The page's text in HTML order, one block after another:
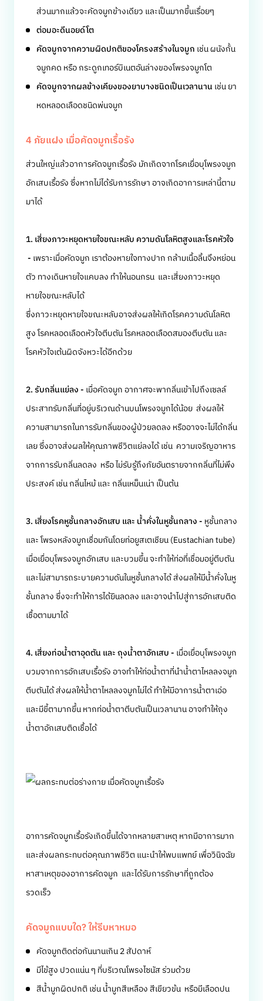
ส่วนมากแล้วจะคัดจมูกข้างเดียว และเป็นมากขึ้นเรื่อยๆ
ต่อมอะดีนอยด์โต
คัดจมูกจากความผิดปกติของโครงสร้างในจมูก เช่น ผนังกั้น
จมูกคด หรือ กระดูกเทอร์บิเนตอันล่างของโพรงจมูกโต
คัดจมูกจากผลข้างเคียงของยาบางชนิดเป็นเวลานานเช่น ยา
หดหลอดเลือดชนิดพ่นจมูก
4 ภัยแฝง เมื่อคัดจมูกเรื้อรัง
ส่วนใหญ่แล้วอาการคัดจมูกเรื้อรัง มักเกิดจากโรคเยื่อบุโพรงจมูก
อักเสบเรื้อรัง ซึ่งหากไม่ได้รับการรักษา อาจเกิดอาการเหล่านี้ตาม
มาได้
1. เสี่ยงภาวะหยุดหายใจขณะหลับ ความดันโลหิตสูงและโรคหัวใจ
- เพราะเมื่อคัดจมูก เราต้องหายใจทางปาก กล้ามเนื้อลิ้นจึงหย่อน
ตัว ทางเดินหายใจแคบลง ทำให้นอนกรน และเสี่ยงภาวะหยุด
หายใจขณะหลับได้
ซึ่งภาวะหยุดหายใจขณะหลับอาจส่งผลให้เกิดโรคความดันโลหิต
สูง โรคหลอดเลือดหัวใจตีบตัน โรคหลอดเลือดสมองตีบตัน และ
โรคหัวใจเต้นผิดจังหวะได้อีกด้วย
2. รับกลิ่นแย่ลง - เมื่อคัดจมูก อากาศจะพากลิ่นเข้าไปถึงเซลล์
ประสาทรับกลิ่นที่อยู่บริเวณด้านบนโพรงจมูกได้น้อย ส่งผลให้
ความสามารถในการรับกลิ่นของผู้ป่วยลดลง หรืออาจจะไม่ได้กลิ่น
เลย ซึ่งอาจส่งผลให้คุณภาพชีวิตแย่ลงได้ เช่น ความเจริญอาหาร
จากการรับกลิ่นลดลง หรือ ไม่รับรู้ถึงภัยอันตรายจากกลิ่นที่ไม่พึง
ประสงค์ เช่น กลิ่นไหม้ และ กลิ่นเหม็นเน่า เป็นต้น
3. เสี่ยงโรคหูชั้นกลางอักเสบ และ น้ำคั่งในหูชั้นกลาง - หูชั้นกลาง
และ โพรงหลังจมูกเชื่อมกันโดยท่อยูสเตเชียน (Eustachian tube)
เมื่อเยื่อบุโพรงจมูกอักเสบ และบวมขึ้น จะทำให้ท่อที่เชื่อมอยู่ตีบตัน
และไม่สามารถระบายความดันในหูชั้นกลางได้ ส่งผลให้มีน้ำคั่งในหู
ชั้นกลาง ซึ่งจะทำให้การได้ยินลดลง และอาจนำไปสู่การอักเสบติด
เชื้อตามมาได้
4. เสี่ยงท่อน้ำตาอุดตัน และ ถุงน้ำตาอักเสบ - เมื่อเยื่อบุโพรงจมูก
บวมจากการอักเสบเรื้อรัง อาจทำให้ท่อน้ำตาที่นำน้ำตาไหลลงจมูก
ตีบตันได้ ส่งผลให้น้ำตาไหลลงจมูกไม่ได้ ทำให้มีอาการน้ำตาเอ่อ
และมีขี้ตามากขึ้น หากท่อน้ำตาตีบตันเป็นเวลานาน อาจทำให้ถุง
น้ำตาอักเสบติดเชื้อได้
อาการคัดจมูกเรื้อรังเกิดขึ้นได้จากหลายสาเหตุ หากมีอาการมาก
และส่งผลกระทบต่อคุณภาพชีวิต แนะนำให้พบแพทย์ เพื่อวินิจฉัย
หาสาเหตุของอาการคัดจมูก และได้รับการรักษาที่ถูกต้อง
รวดเร็ว
คัดจมูกแบบใด? ให้รีบหาหมอ
คัดจมูกติดต่อกันนานเกิน 2 สัปดาห์
มีไข้สูง ปวดแน่น ๆ ที่บริเวณโพรงไซนัส ร่วมด้วย
สีน้ำมูกผิดปกติ เช่น น้ำมูกสีเหลือง สีเขียวข้น หรือมีเลือดปน